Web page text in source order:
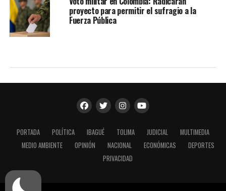
proyecto para permitir el sufragio a la
Fuerza Pública
PORTADA POLÍTICA IBAGUÉ TOLIMA JUDICIAL
MULTIMEDIA
MEDIO AMBIENTE
OPINIÓN NACIONAL ECONÓMICAS
DEPORTES
PRIVACIDAD